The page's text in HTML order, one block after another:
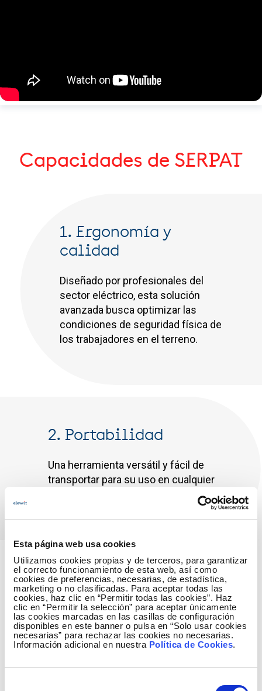
Esta página web usa cookies
Utilizamos cookies propias y de terceros, para garantizar
el correcto funcionamiento de esta web, así como
cookies de preferencias, necesarias, de estadística,
marketing o no clasificadas. Para aceptar todas las
cookies, haz clic en “Permitir todas las cookies”. Haz
clic en “Permitir la selección” para aceptar únicamente
las cookies marcadas en las casillas de configuración
disponibles en este banner o pulsa en “Solo usar cookies
necesarias” para rechazar las cookies no necesarias.
Información adicional en nuestra Política de Cookies.
Capacidades de SERPAT
1. Ergonomía y
calidad
Diseñado por profesionales del
sector eléctrico, esta solución
avanzada busca optimizar las
condiciones de seguridad física de
los trabajadores en el terreno.
2. Portabilidad
Una herramienta versátil y fácil de
transportar para su uso en cualquier
Con la aprobación y el